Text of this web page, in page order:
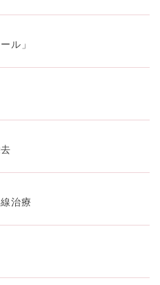
ル」
治療